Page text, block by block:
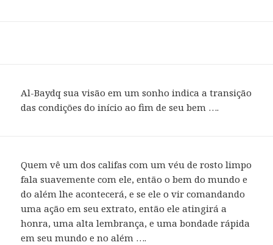
Al-Baydq sua visão em um sonho indica a transição
das condições do início ao fim de seu bem ….
Quem vê um dos califas com um véu de rosto limpo
fala suavemente com ele, então o bem do mundo e
do além lhe acontecerá, e se ele o vir comandando
uma ação em seu extrato, então ele atingirá a
honra, uma alta lembrança, e uma bondade rápida
em seu mundo e no além ….